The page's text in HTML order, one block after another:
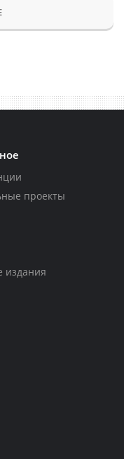
проекты
издания